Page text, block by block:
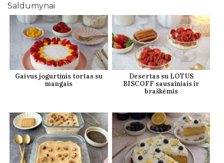
Saldumynai
Gaivus jogurtinis tortas su
mangais
Desertas su LOTUS
BISCOFF sausainiais ir
braškėmis